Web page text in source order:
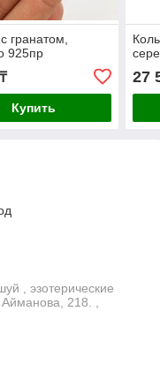
гранатом,
925пр
Купить
27
, эзотерические
218. ,